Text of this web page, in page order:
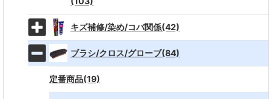
キズ補修/染め/コバ関係(42)
ブラシ/クロス/グローブ(84)
定番商品(19)